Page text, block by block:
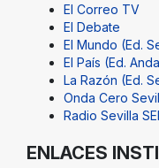
El Correo TV
El Debate
El Mundo (Ed.
El País (Ed.
La Razón (Ed.
Onda Cero
Radio Sevilla
ENLACES